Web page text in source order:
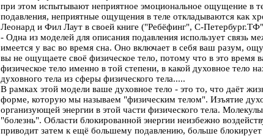
при этом испытывают неприятное эмоциональное ощущение в
подавления, неприятные ощущения в теле откладываются как
Леонард и Фил Лаут в своей книге ("Ребёфинг", С-
- Одна из моделей для описания подавления использует связь
имеется у вас во время сна. Оно включает в себя ваш разум,
вы не ощущаете своё физическое тело, потому что в это время
физическое тело именно в той степени, в какой духовное тело
духовного тела из сферы физического тела.....
В рамках этой модели ваше духовное тело - это то, что даёт
форме, которую мы называем "физическим телом". Изъятие
организующей энергии в этой части физического тела.
"болезнь". Области блокированной энергии неизбежно
приводит затем к ещё большему подавлению, больше блокирует